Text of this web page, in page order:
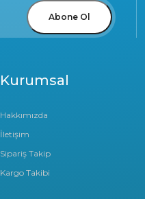
Abone Ol
Kurumsal
Hakkımızda
İletişim
Sipariş Takip
Kargo Takibi